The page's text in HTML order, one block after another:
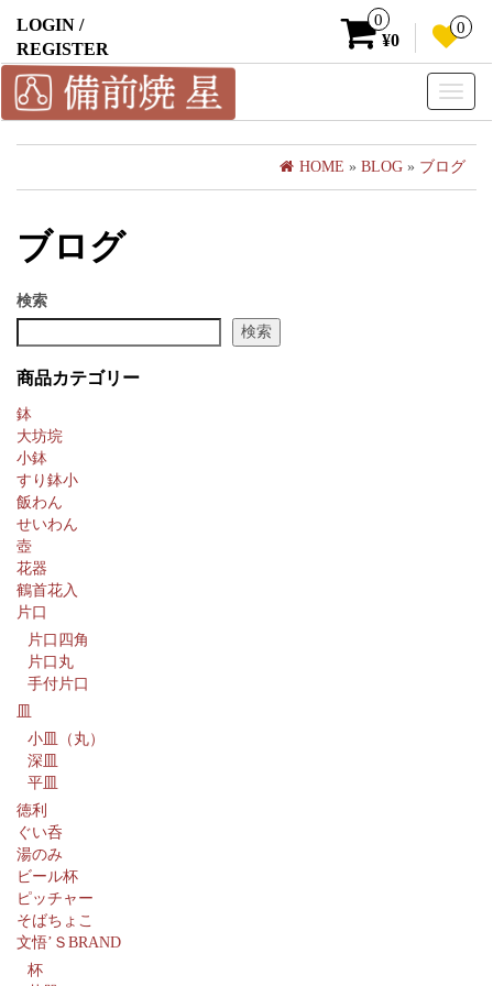
LOGIN /
REGISTER
0
¥0
0
Toggle
HOME » BLOG » ブログ
ブログ
検索
検索
商品カテゴリー
鉢
大坊垸
小鉢
すり鉢小
飯わん
せいわん
壺
花器
鶴首花入
片口
片口四角
片口丸
手付片口
小皿（丸）
深皿
平皿
徳利
ぐい呑
湯のみ
ビール杯
ピッチャー
そばちょこ
文悟’ＳBRAND
杯